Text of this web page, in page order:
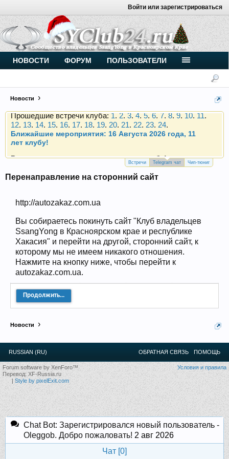
Войти или зарегистрироваться
Новости
Внимание, новые участники нашего клуба!
Основное общение происходит вTelegram-чате.
Присоединяйтесь.
Чип-тюнинг (прошивка) дизелей от
Vahmurka
Прошедшие встречи клуба:
12.13.14.15.16.17.18.19.20.21.22.23.24.
Ближайшие мероприятия: 16 Августа 2026 года, 11
лет клубу!
Внимание, новые участники нашего клуба!
Чип-тюнинг (прошивка) дизелей от
Прошедшие встречи клуба:1.2. 3 4.5.6 .7.8.9.10.11
12.13.14.15. 16.17.18.19.20. 21.22 .23.24.
Ближайшие мероприятия: 16 Августа 2026 года, 11
лет клубу!
Встречи Telegram чат Чип-тюниг
Перенаправление на сторонний сайт
http://autozakaz.com.ua
Вы собираетесь покинуть сайт "Клуб владельцев
SsangYong в Красноярском крае и республике
Хакасия" и перейти на другой, сторонний сайт, к
которому мы не имеем никакого отношения.
Нажмите на кнопку ниже, чтобы перейти к
autozakaz.com.ua.
Продолжить...
Новости
НОВОСТИ ФОРУМ ПОЛЬЗОВАТЕЛИ
RUSSIAN (RU) ОБРАТНАЯ СВЯЗЬ ПОМОЩЬ
Условия и правила
Forum software by XenForo™
Перевод:XF-Russia.ru
|Style by pixelExit.com
Chat Bot: Зарегистрировался новый пользователь -
Oleggob. Добро пожаловать! 2 авг 2026
Чат [0]